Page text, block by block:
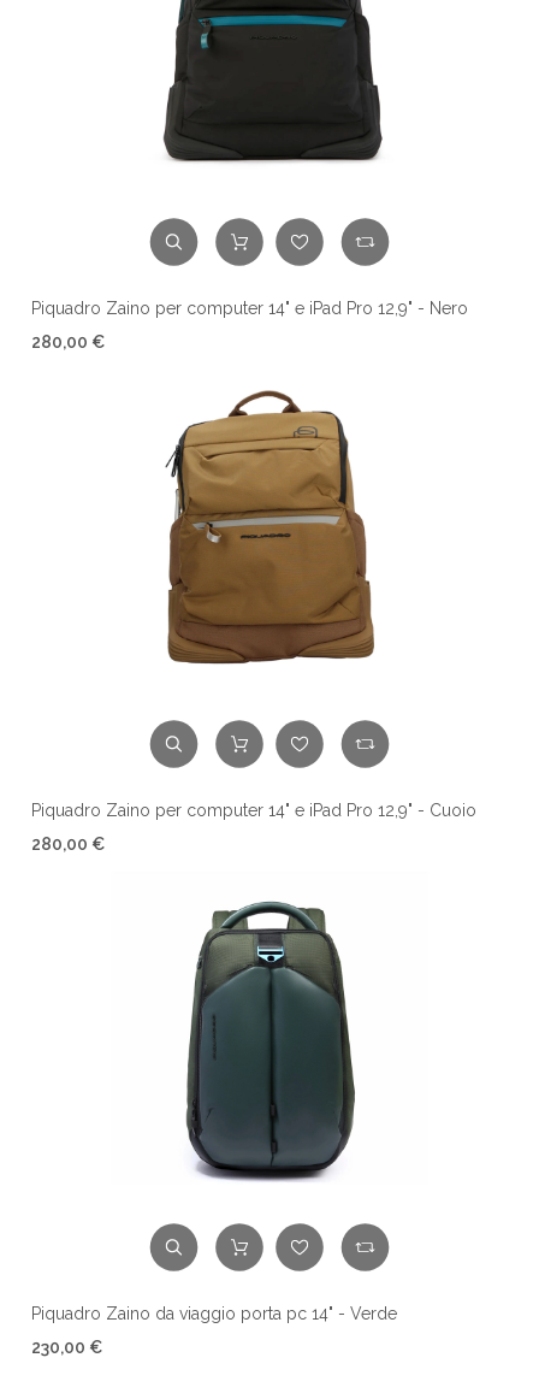
Piquadro Zaino per computer 14" e iPad Pro 12,9" - Nero
280,00 €
Piquadro Zaino per computer 14" e iPad Pro 12,9" - Cuoio
280,00 €
Piquadro Zaino da viaggio porta pc 14" - Verde
230,00 €